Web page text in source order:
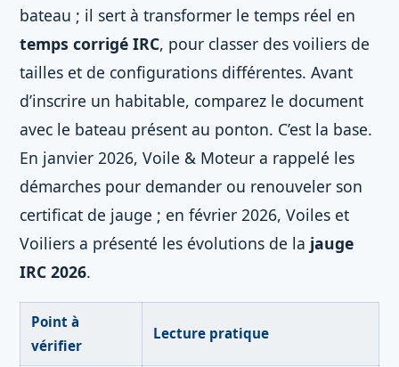
bateau ; il sert à transformer le temps réel en
temps corrigé IRC, pour classer des voiliers de
tailles et de configurations différentes. Avant
d’inscrire un habitable, comparez le document
avec le bateau présent au ponton. C’est la base.
En janvier 2026, Voile & Moteur a rappelé les
démarches pour demander ou renouveler son
certificat de jauge ; en février 2026, Voiles et
Voiliers a présenté les évolutions de la jauge
IRC 2026.
Point à
vérifier
Lecture pratique